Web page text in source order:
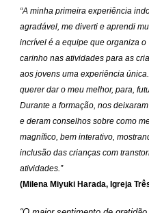
“A minha primeira experiência
agradável, me diverti e aprendi
incrível é a equipe que organiza o
carinho nas atividades para as
aos jovens uma experiência
querer dar o meu melhor, para,
Durante a formação, nos
e deram conselhos sobre como
magnífico, bem interativo,
inclusão das crianças com
atividades.”
(Milena Miyuki Harada, Igreja